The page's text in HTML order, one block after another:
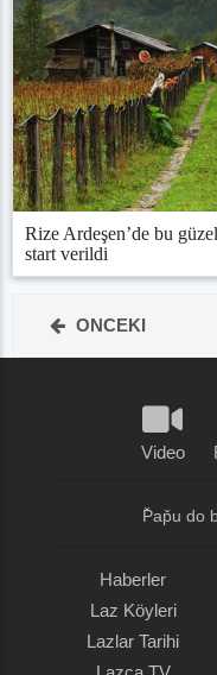
Rize Ardeşen’de bu
start verildi
ONCEKI
Video
P̌ap̌u do
Haberler
Laz Köyleri
Lazlar Tarihi